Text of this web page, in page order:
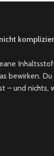
bewirken.
– und nichts,